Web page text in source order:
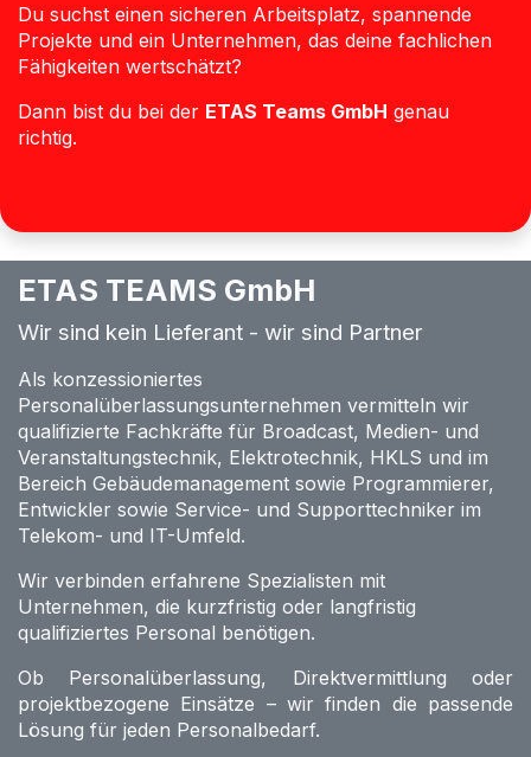
Du suchst einen sicheren Arbeitsplatz, spannende
Projekte und ein Unternehmen, das deine fachlichen
Fähigkeiten wertschätzt?
Dann bist du bei der ETAS Teams GmbH genau
richtig.
ETAS TEAMS GmbH
Wir sind kein Lieferant - wir sind Partner
Als konzessioniertes
Personalüberlassungsunternehmen vermitteln wir
qualifizierte Fachkräfte für Broadcast, Medien- und
Veranstaltungstechnik, Elektrotechnik, HKLS und im
Bereich Gebäudemanagement sowie Programmierer,
Entwickler sowie Service- und Supporttechniker im
Telekom- und IT-Umfeld.
Wir verbinden erfahrene Spezialisten mit
Unternehmen, die kurzfristig oder langfristig
qualifiziertes Personal benötigen.
Ob Personalüberlassung, Direktvermittlung oder
projektbezogene Einsätze – wir finden die passende
Lösung für jeden Personalbedarf.